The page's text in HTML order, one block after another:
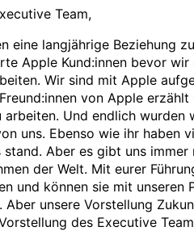
Team,
eine langjährige Beziehung
Apple Kund:innen bevor
Wir sind mit Apple
von Apple
arbeiten. Und endlich
uns. Ebenso wie ihr haben
stand. Aber es gibt uns
der Welt. Mit eurer
und können sie mit
Aber unsere Vorstellung
des Executive